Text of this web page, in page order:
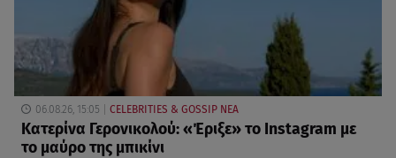
06.08.26, 15:05 CELEBRITIES & GOSSIP ΝΕΑ
Κατερίνα Γερονικολού: «Έριξε» το Instagram με
το μαύρο της μπικίνι